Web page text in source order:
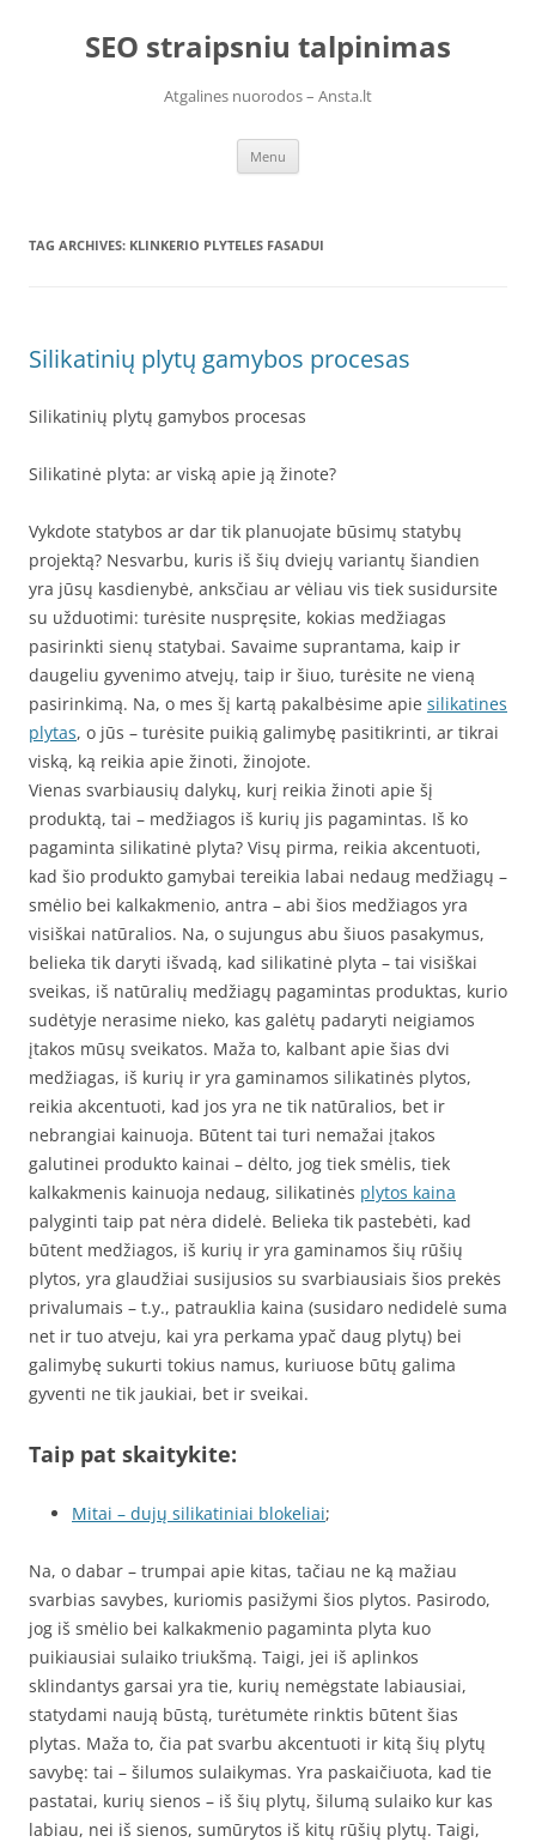
contentSEO straipsniu talpinimas
Atgalines nuorodos – Ansta.lt
Menu
TAG ARCHIVES: KLINKERIO PLYTELES FASADUI
Silikatinių plytų gamybos procesas
Silikatinių plytų gamybos procesas
Silikatinė plyta: ar viską apie ją žinote?
Vykdote statybos ar dar tik planuojate būsimų statybų
projektą? Nesvarbu, kuris iš šių dviejų variantų šiandien
yra jūsų kasdienybė, anksčiau ar vėliau vis tiek susidursite
su užduotimi: turėsite nuspręsite, kokias medžiagas
pasirinkti sienų statybai. Savaime suprantama, kaip ir
daugeliu gyvenimo atvejų, taip ir šiuo, turėsite ne vieną
pasirinkimą. Na, o mes šį kartą pakalbėsime apie silikatines
plytas, o jūs – turėsite puikią galimybę pasitikrinti, ar tikrai
viską, ką reikia apie žinoti, žinojote.
Vienas svarbiausių dalykų, kurį reikia žinoti apie šį
produktą, tai – medžiagos iš kurių jis pagamintas. Iš ko
pagaminta silikatinė plyta? Visų pirma, reikia akcentuoti,
kad šio produkto gamybai tereikia labai nedaug medžiagų –
smėlio bei kalkakmenio, antra – abi šios medžiagos yra
visiškai natūralios. Na, o sujungus abu šiuos pasakymus,
belieka tik daryti išvadą, kad silikatinė plyta – tai visiškai
sveikas, iš natūralių medžiagų pagamintas produktas, kurio
sudėtyje nerasime nieko, kas galėtų padaryti neigiamos
įtakos mūsų sveikatos. Maža to, kalbant apie šias dvi
medžiagas, iš kurių ir yra gaminamos silikatinės plytos,
reikia akcentuoti, kad jos yra ne tik natūralios, bet ir
nebrangiai kainuoja. Būtent tai turi nemažai įtakos
galutinei produkto kainai – dėlto, jog tiek smėlis, tiek
kalkakmenis kainuoja nedaug, silikatinės plytos kaina
palyginti taip pat nėra didelė. Belieka tik pastebėti, kad
būtent medžiagos, iš kurių ir yra gaminamos šių rūšių
plytos, yra glaudžiai susijusios su svarbiausiais šios prekės
privalumais – t.y., patrauklia kaina (susidaro nedidelė suma
net ir tuo atveju, kai yra perkama ypač daug plytų) bei
galimybę sukurti tokius namus, kuriuose būtų galima
gyventi ne tik jaukiai, bet ir sveikai.
Taip pat skaitykite:
Mitai – dujų silikatiniai blokeliai;
Na, o dabar – trumpai apie kitas, tačiau ne ką mažiau
svarbias savybes, kuriomis pasižymi šios plytos. Pasirodo,
jog iš smėlio bei kalkakmenio pagaminta plyta kuo
puikiausiai sulaiko triukšmą. Taigi, jei iš aplinkos
sklindantys garsai yra tie, kurių nemėgstate labiausiai,
statydami naują būstą, turėtumėte rinktis būtent šias
plytas. Maža to, čia pat svarbu akcentuoti ir kitą šių plytų
savybę: tai – šilumos sulaikymas. Yra paskaičiuota, kad tie
pastatai, kurių sienos – iš šių plytų, šilumą sulaiko kur kas
labiau, nei iš sienos, sumūrytos iš kitų rūšių plytų. Taigi,